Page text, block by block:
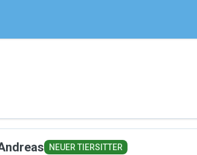
NEUER TIERSITTER